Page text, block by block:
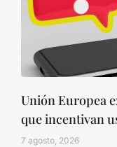
Unión Europea
que incentivan
7 agosto, 2026